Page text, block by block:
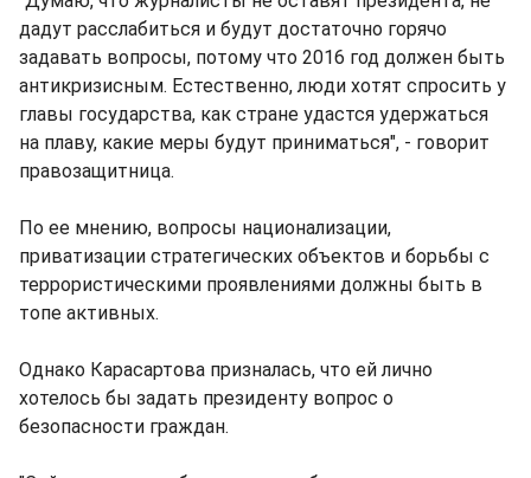
дадут расслабиться и будут достаточно горячо
задавать вопросы, потому что 2016 год должен быть
антикризисным. Естественно, люди хотят спросить у
главы государства, как стране удастся удержаться
на плаву, какие меры будут приниматься", - говорит
правозащитница.
По ее мнению, вопросы национализации,
приватизации стратегических объектов и борьбы с
террористическими проявлениями должны быть в
топе активных.
Однако Карасартова призналась, что ей лично
хотелось бы задать президенту вопрос о
безопасности граждан.